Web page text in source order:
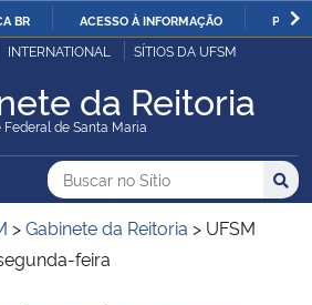
IR
O
BR ACESSO À INFORMAÇÃO
Pública
INTERNATIONAL SÍTIOS DA UFSM
da Reitoria
de Santa Maria
do Sítio
Busca
Buscar no no Sítio
Busca:
>Gabinete da Reitoria > UFSM
feira